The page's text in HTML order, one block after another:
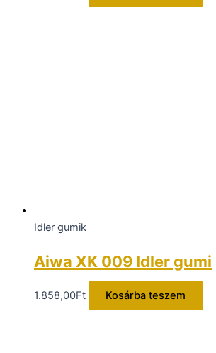
Idler gumik
Aiwa XK 009 Idler gumi
1.858,00Ft Kosárba teszem